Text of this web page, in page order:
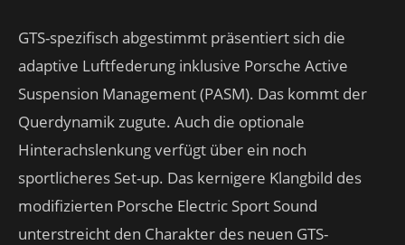
GTS-spezifisch abgestimmt präsentiert sich die
adaptive Luftfederung inklusive Porsche Active
Suspension Management (PASM). Das kommt der
Querdynamik zugute. Auch die optionale
Hinterachslenkung verfügt über ein noch
sportlicheres Set-up. Das kernigere Klangbild des
modifizierten Porsche Electric Sport Sound
unterstreicht den Charakter des neuen GTS-